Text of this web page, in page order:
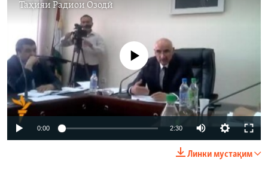
Таҳияи Радиои Озодӣ
Феълан кор намекунад
0:00 2:30
Линки мустақим